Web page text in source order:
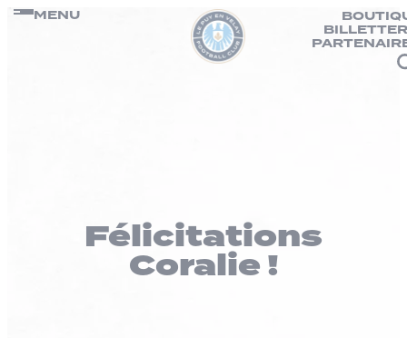
Passer
MENU
Félicitations
Coralie !
Panneau de gestion des cookies